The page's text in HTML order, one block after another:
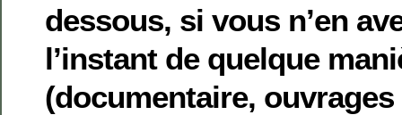
dessous, si vous n’en
l’instant de quelque
(documentaire,